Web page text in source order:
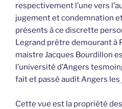
respectivement l’une vers
jugement et condemnation
présents à ce discrette
Legrand prêtre demourant à
maistre Jacques Bourdillon
l’université d’Angers
fait et passé audit Angers
Cette vue est la propriété